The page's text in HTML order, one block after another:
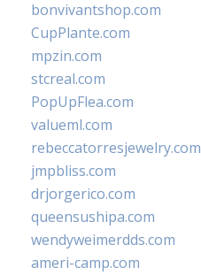
bonvivantshop.com
CupPlante.com
mpzin.com
stcreal.com
PopUpFlea.com
valueml.com
rebeccatorresjewelry.com
jmpbliss.com
drjorgerico.com
queensushipa.com
wendyweimerdds.com
ameri-camp.com